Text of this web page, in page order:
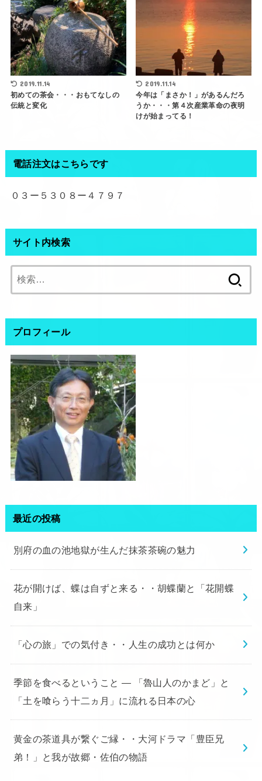
2019.11.14
初めての茶会・・・おもてなしの
伝統と変化
2019.11.14
今年は「まさか！」があるんだろ
うか・・・第４次産業革命の夜明
けが始まってる！
電話注文はこちらです
０３ー５３０８ー４７９７
サイト内検索
索:
プロフィール
最近の投稿
別府の血の池地獄が生んだ抹茶茶碗の魅力
花が開けば、蝶は自ずと来る・・胡蝶蘭と「花開蝶
自来」
「心の旅」での気付き・・人生の成功とは何か
季節を食べるということ ― 「魯山人のかまど」と
「土を喰らう十二ヵ月」に流れる日本の心
黄金の茶道具が繋ぐご縁・・大河ドラマ「豊臣兄
弟！」と我が故郷・佐伯の物語